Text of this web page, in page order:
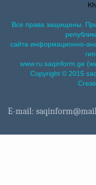
Все права защищены.
сайта информационно-
www.ru.saqinform.ge
Copyright © 2015
E-mail: